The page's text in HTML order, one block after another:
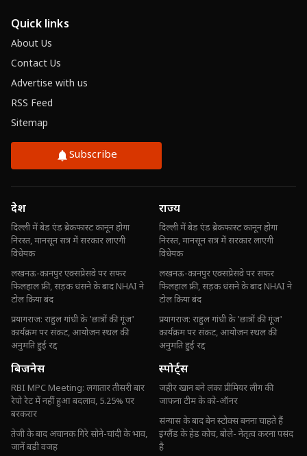
Quick links
About Us
Contact Us
Advertise with us
RSS Feed
Sitemap
Subscribe
देश
दिल्ली में बेड एंड ब्रेकफास्ट कानून होगा
निरस्त, मानसून सत्र में सरकार लाएगी
विधेयक
लखनऊ-कानपुर एक्सप्रेसवे पर सफर
फिलहाल फ्री, सड़क धंसने के बाद NHAI ने
टोल किया बंद
प्रयागराज: राहुल गांधी के 'छात्रों की गूंज'
कार्यक्रम पर संकट, आयोजन स्थल की
अनुमति हुई रद्द
राज्य
दिल्ली में बेड एंड ब्रेकफास्ट कानून होगा
निरस्त, मानसून सत्र में सरकार लाएगी
विधेयक
लखनऊ-कानपुर एक्सप्रेसवे पर सफर
फिलहाल फ्री, सड़क धंसने के बाद NHAI ने
टोल किया बंद
प्रयागराज: राहुल गांधी के 'छात्रों की गूंज'
कार्यक्रम पर संकट, आयोजन स्थल की
अनुमति हुई रद्द
बिजनेस
RBI MPC Meeting: लगातार तीसरी बार
रेपो रेट में नहीं हुआ बदलाव, 5.25% पर
बरकरार
तेजी के बाद अचानक गिरे सोने-चांदी के भाव,
जानें बड़ी वजह
स्पोर्ट्स
जहीर खान बने लंका प्रीमियर लीग की
जाफना टीम के को-ऑनर
संन्यास के बाद बेन स्टोक्स बनना चाहते हैं
इंग्लैंड के हेड कोच, बोले- नेतृत्व करना पसंद
है